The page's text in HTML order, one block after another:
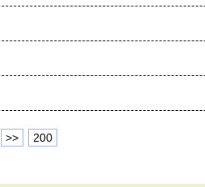
>> 200